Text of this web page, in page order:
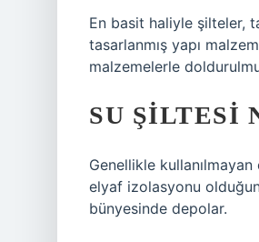
En basit haliyle şilteler,
tasarlanmış yapı
malzemelerle
SU ŞILTESI
Genellikle
elyaf izolasyonu
bünyesinde depolar.